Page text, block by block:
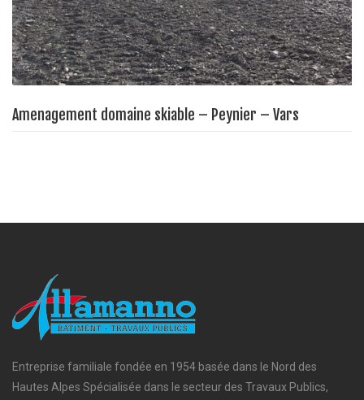
Amenagement domaine skiable – Peynier – Vars
Entreprise familiale fondée en 1954 basée dans le Nord des
Hautes Alpes Spécialisée dans le secteur des Travaux Publics,